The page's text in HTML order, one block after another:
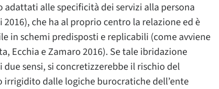
alle specificità dei servizi alla persona
2016), che ha al proprio centro la relazione ed è
in schemi predisposti e replicabili (come avviene
Ecchia e Zamaro 2016). Se tale ibridazione
sensi, si concretizzerebbe il rischio del
irrigidito dalle logiche burocratiche dell’ente